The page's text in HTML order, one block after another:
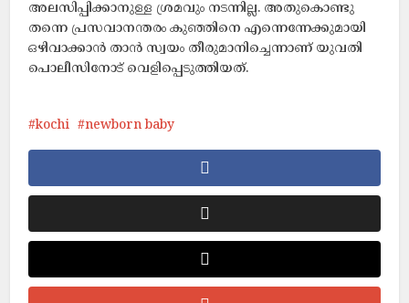
അലസിപ്പിക്കാനുള്ള ശ്രമവും നടന്നില്ല. അതുകൊണ്ടു
തന്നെ പ്രസവാനന്തരം കുഞ്ഞിനെ എന്നെന്നേക്കുമായി
ഒഴിവാക്കാൻ താൻ സ്വയം തീരുമാനിച്ചെന്നാണ് യുവതി
പൊലീസിനോട് വെളിപ്പെടുത്തിയത്.
kochi newborn baby